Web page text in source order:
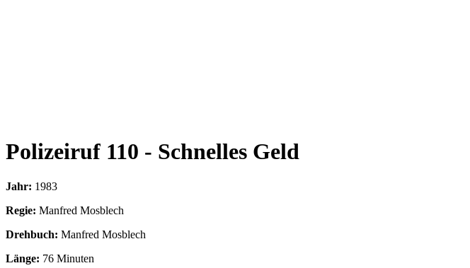
Polizeiruf 110 - Schnelles Geld
Jahr: 1983
Regie: Manfred Mosblech
Drehbuch: Manfred Mosblech
Länge: 76 Minuten